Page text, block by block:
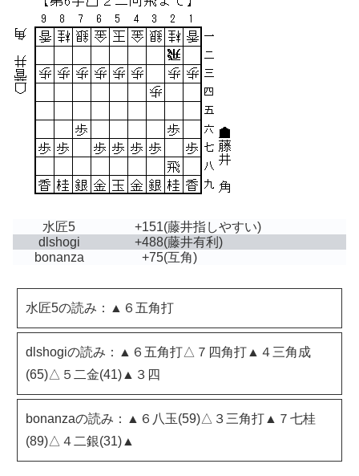
水匠5 +151(藤井指しやすい)
dlshogi
+488(藤井有利)
bonanza
+75(互角)
水匠5の読み：▲６五角打
dlshogiの読み：▲６五角打△７四角打▲４三角成
(65)△５二金(41)▲３四
bonanzaの読み：▲６八玉(59)△３三角打▲７七桂
(89)△４二銀(31)▲